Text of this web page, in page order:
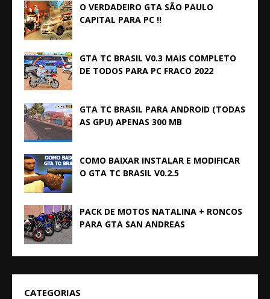
O VERDADEIRO GTA SÃO PAULO
CAPITAL PARA PC !!
GTA TC BRASIL V0.3 MAIS COMPLETO
DE TODOS PARA PC FRACO 2022
GTA TC BRASIL PARA ANDROID (TODAS
AS GPU) APENAS 300 MB
COMO BAIXAR INSTALAR E MODIFICAR
O GTA TC BRASIL V0.2.5
PACK DE MOTOS NATALINA + RONCOS
PARA GTA SAN ANDREAS
CATEGORIAS